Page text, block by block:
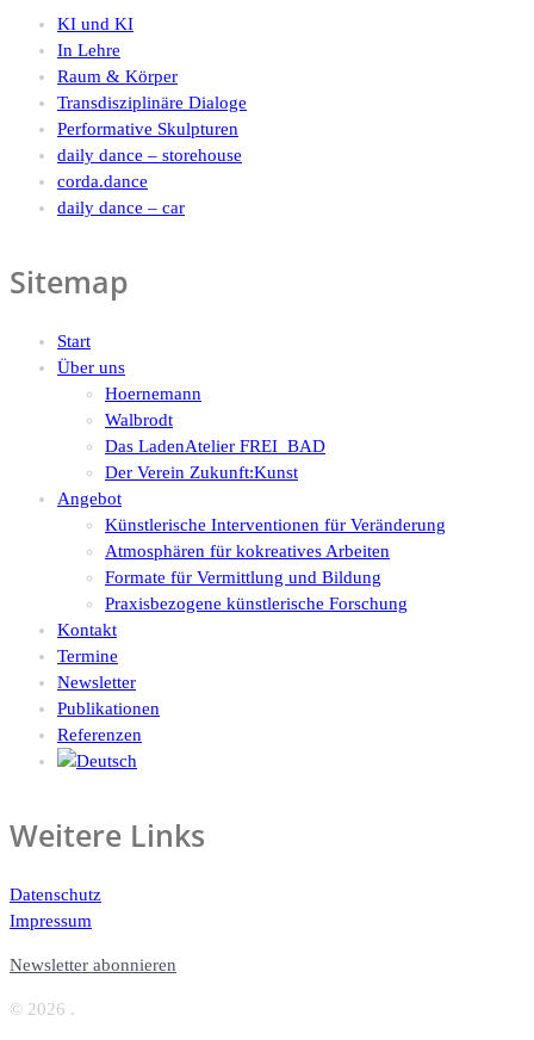
KI und KI
In Lehre
Raum & Körper
Transdisziplinäre Dialoge
Performative Skulpturen
daily dance – storehouse
corda.dance
daily dance – car
Sitemap
Start
Über uns
Hoernemann
Walbrodt
Das LadenAtelier FREI_BAD
Der Verein Zukunft:Kunst
Angebot
Künstlerische Interventionen für Veränderung
Atmosphären für kokreatives Arbeiten
Formate für Vermittlung und Bildung
Praxisbezogene künstlerische Forschung
Kontakt
Termine
Newsletter
Publikationen
Referenzen
Weitere Links
Datenschutz
Impressum
Newsletter abonnieren
© 2026 .